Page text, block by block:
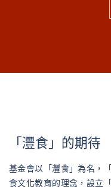
「灃食」的期待
基金會以「灃食」為名，
食文化教育的理念，設立